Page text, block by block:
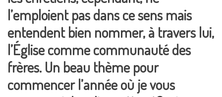
l’emploient pas dans ce sens mais
entendent bien nommer, à travers lui,
l’Église comme communauté des
frères. Un beau thème pour
commencer l’année où je vous